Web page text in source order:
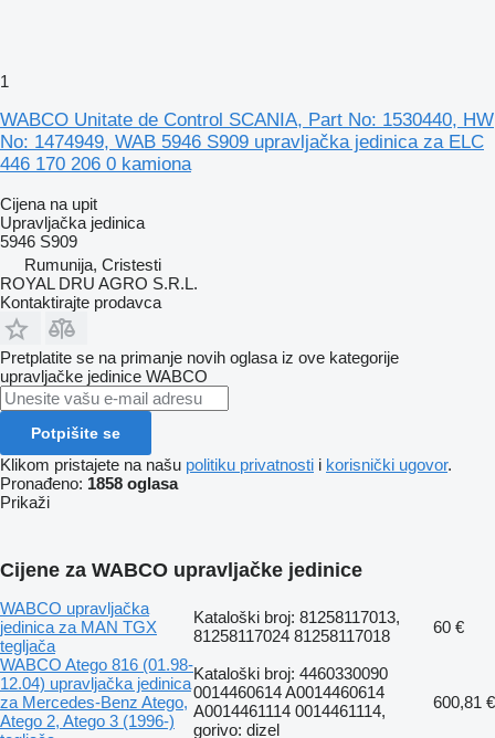
1
WABCO Unitate de Control SCANIA, Part No: 1530440, HW
No: 1474949, WAB 5946 S909 upravljačka jedinica za ELC
446 170 206 0 kamiona
Cijena na upit
Upravljačka jedinica
5946 S909
Rumunija, Cristesti
ROYAL DRU AGRO S.R.L.
Kontaktirajte prodavca
Pretplatite se na primanje novih oglasa iz ove kategorije
upravljačke jedinice WABCO
Potpišite se
Klikom pristajete na našu politiku privatnosti i korisnički ugovor.
Pronađeno: 1858 oglasa
Prikaži
Cijene za WABCO upravljačke jedinice
WABCO upravljačka
jedinica za MAN TGX
tegljača
Kataloški broj: 81258117013,
81258117024 81258117018
60 €
WABCO Atego 816 (01.98-
12.04) upravljačka jedinica
za Mercedes-Benz Atego,
Atego 2, Atego 3 (1996-)
Kataloški broj: 4460330090
0014460614 A0014460614
A0014461114 0014461114,
gorivo: dizel
600,81 €